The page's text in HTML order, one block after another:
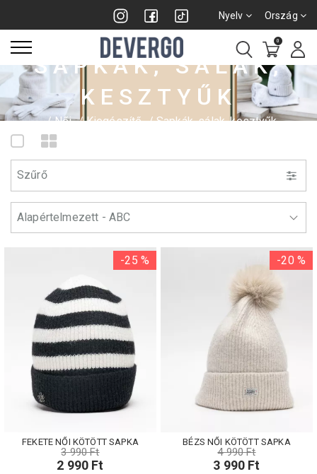
Nyelv Ország
0
SAPKÁK, SÁLAK,
KESZTYŰK
Női Kiegészítő Sapkák, sálak, kesztyűk
Szűrő
-25 %
FEKETE NŐI KÖTÖTT SAPKA
3 990 Ft
2 990 Ft
-20 %
BÉZS NŐI KÖTÖTT SAPKA
4 990 Ft
3 990 Ft